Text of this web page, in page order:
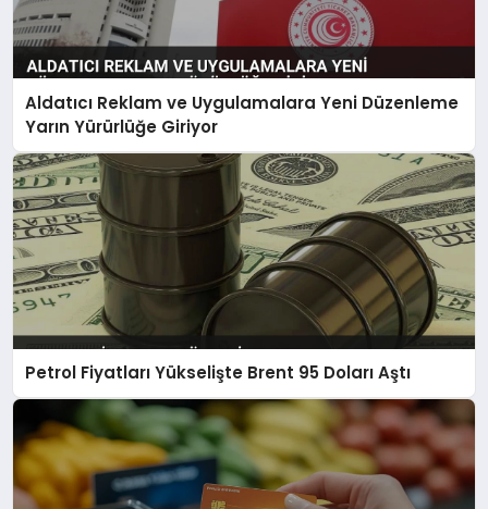
Aldatıcı Reklam ve Uygulamalara Yeni Düzenleme
Yarın Yürürlüğe Giriyor
Petrol Fiyatları Yükselişte Brent 95 Doları Aştı